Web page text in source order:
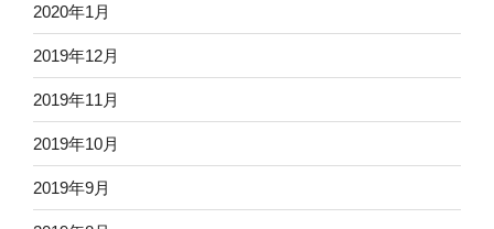
2020年1月
2019年12月
2019年11月
2019年10月
2019年9月